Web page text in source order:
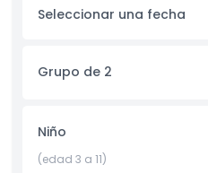
paloma más grande del
¿Te sientes aventurero? Entra
volando libremente a tu
mágica donde puedes estar
Seleccionar una fecha
Grupo de 2
Niño
(edad 3 a 11)